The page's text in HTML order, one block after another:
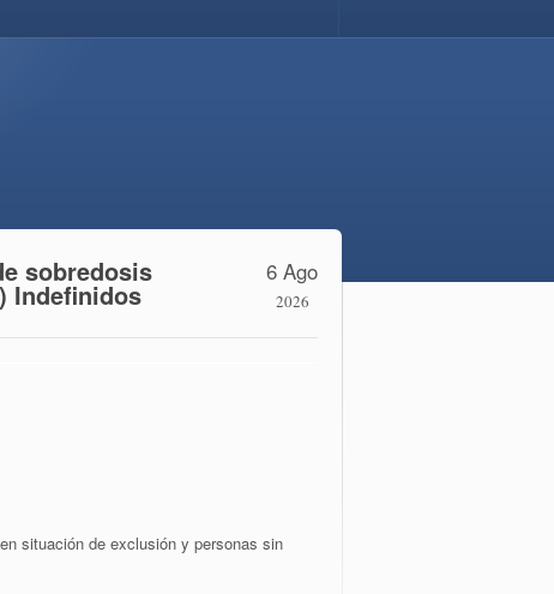
6 Ago
2026
sobredosis
Indefinidos
situación de exclusión y personas sin